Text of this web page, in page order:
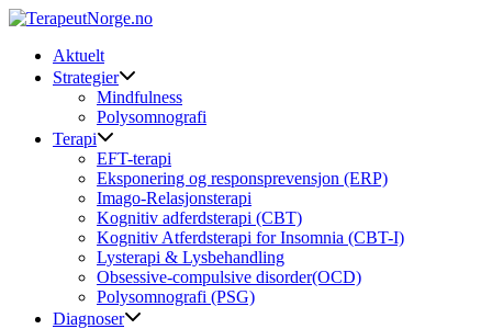
Skip
contentAktuelt
Strategier
Mindfulness
Polysomnografi
Terapi
EFT-terapi
Eksponering og responsprevensjon (ERP)
Imago-Relasjonsterapi
Kognitiv adferdsterapi (CBT)
Kognitiv Atferdsterapi for Insomnia (CBT-I)
Lysterapi & Lysbehandling
Obsessive-compulsive disorder(OCD)
Polysomnografi (PSG)
Diagnoser